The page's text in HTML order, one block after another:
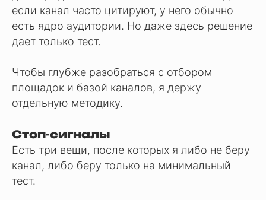
если канал часто цитируют, у него обычно
есть ядро аудитории. Но даже здесь решение
дает только тест.
Чтобы глубже разобраться с отбором
площадок и базой каналов, я держу
отдельную методику.
Стоп-сигналы
Есть три вещи, после которых я либо не беру
канал, либо беру только на минимальный
тест.